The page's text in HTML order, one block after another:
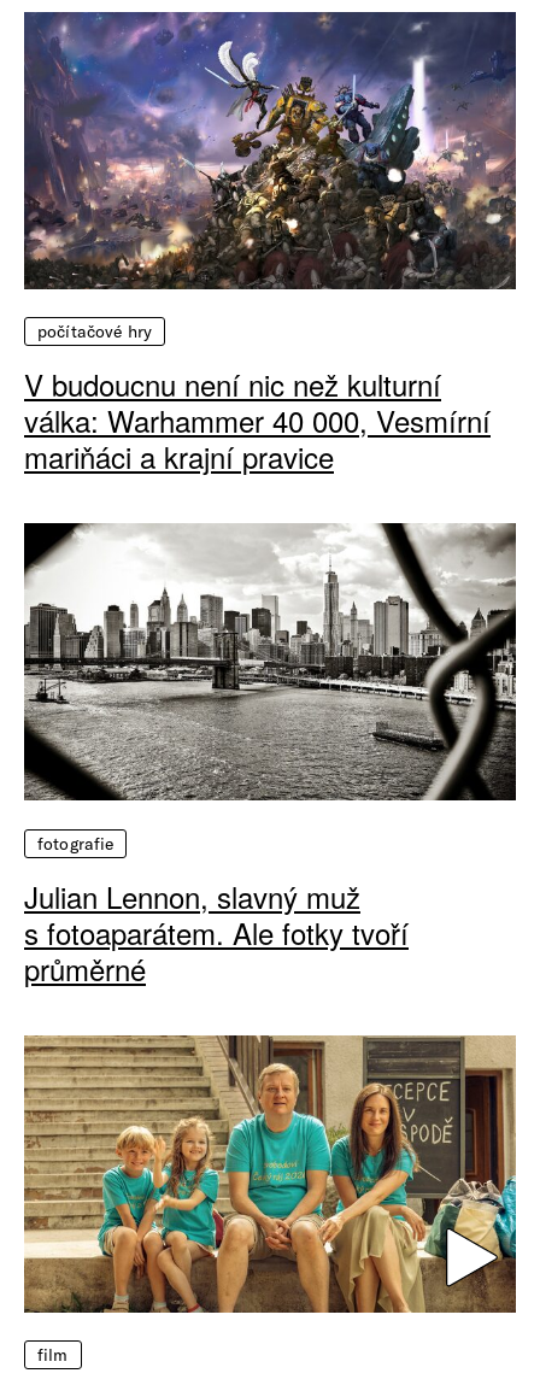
počítačové hry
V budoucnu není nic než kulturní
válka: Warhammer 40 000, Vesmírní
mariňáci a krajní pravice
fotografie
Julian Lennon, slavný muž
s fotoaparátem. Ale fotky tvoří
průměrné
film